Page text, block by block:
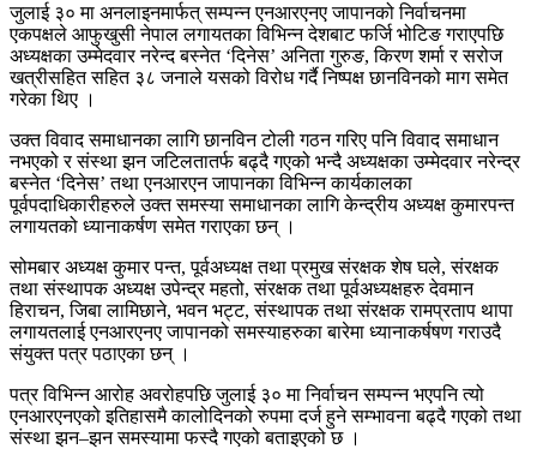
जुलाई ३० मा अनलाइनमार्फत् सम्पन्न एनआरएनए जापानको निर्वाचनमा
एकपक्षले आफुखुसी नेपाल लगायतका विभिन्न देशबाट फर्जि भोटिङ गराएपछि
अध्यक्षका उम्मेदवार नरेन्द बस्नेत ‘दिनेस’ अनिता गुरुङ, किरण शर्मा र सरोज
खत्रीसहित सहित ३८ जनाले यसको विरोध गर्दै निष्पक्ष छानविनको माग समेत
गरेका थिए ।
उक्त विवाद समाधानका लागि छानविन टोली गठन गरिए पनि विवाद समाधान
नभएको र संस्था झन जटिलतातर्फ बढ्दै गएको भन्दै अध्यक्षका उम्मेदवार नरेन्द्र
बस्नेत ‘दिनेस’ तथा एनआरएन जापानका विभिन्न कार्यकालका
पूर्वपदाधिकारीहरुले उक्त समस्या समाधानका लागि केन्द्रीय अध्यक्ष कुमारपन्त
लगायतको ध्यानाकर्षण समेत गराएका छन् ।
सोमबार अध्यक्ष कुमार पन्त, पूर्वअध्यक्ष तथा प्रमुख संरक्षक शेष घले, संरक्षक
तथा संस्थापक अध्यक्ष उपेन्द्र महतो, संरक्षक तथा पूर्वअध्यक्षहरु देवमान
हिराचन, जिबा लामिछाने, भवन भट्ट, संस्थापक तथा संरक्षक रामप्रताप थापा
लगायतलाई एनआरएनए जापानको समस्याहरुका बारेमा ध्यानाकर्षषण गराउदै
संयुक्त पत्र पठाएका छन् ।
पत्र विभिन्न आरोह अवरोहपछि जुलाई ३० मा निर्वाचन सम्पन्न भएपनि त्यो
एनआरएनएको इतिहासमै कालोदिनको रुपमा दर्ज हुने सम्भावना बढ्दै गएको तथा
संस्था झन–झन समस्यामा फस्दै गएको बताइएको छ ।